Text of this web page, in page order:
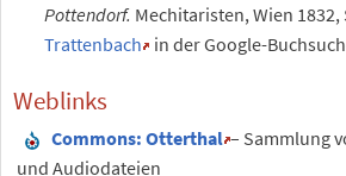
Pottendorf. Mechitaristen, Wien 1832,
Trattenbach in der Google-
Weblinks
Commons: Otterthal – Sammlung
und Audiodateien